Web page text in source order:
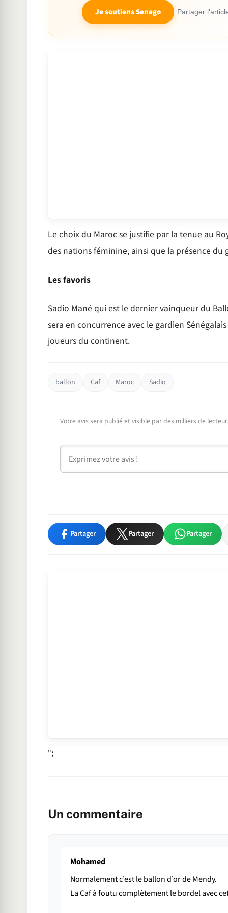
Je soutiens Senego Partager
Le choix du Maroc se justifie par la tenue au
des nations féminine, ainsi que la présence
Les favoris
Sadio Mané qui est le dernier vainqueur du
sera en concurrence avec le gardien
joueurs du continent.
ballon Caf Maroc Sadio
Votre avis sera publié et visible par des milliers de
Partager Partager Partager
";
Un commentaire
Mohamed
Normalement c’est le ballon d’or de Mendy.
La Caf à foutu complètement le bordel avec